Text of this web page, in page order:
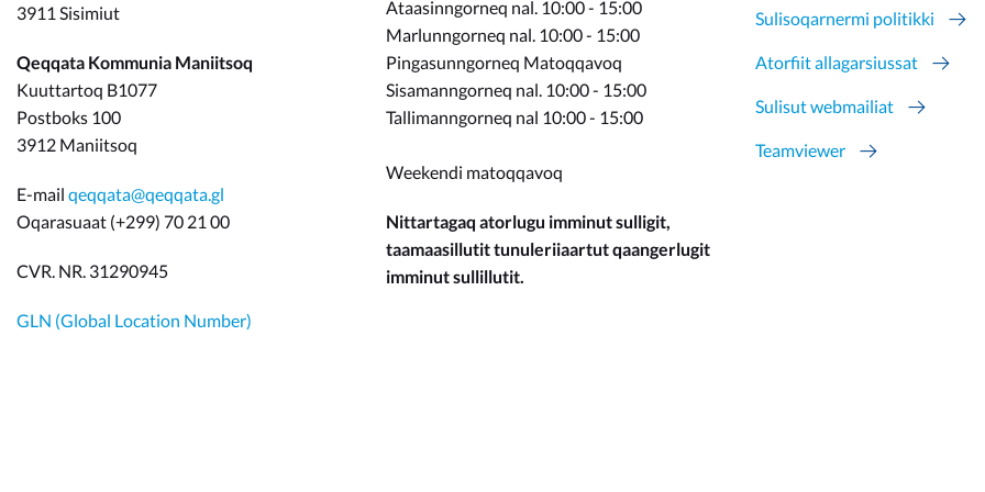
3911 Sisimiut
Qeqqata Kommunia Maniitsoq
Kuuttartoq B1077
Postboks 100
3912 Maniitsoq
E-mail qeqqata@qeqqata.gl
Oqarasuaat (+299) 70 21 00
CVR. NR. 31290945
GLN (Global Location Number)
Ataasinngorneq nal. 10:00 - 15:00
Marlunngorneq nal. 10:00 - 15:00
Pingasunngorneq Matoqqavoq
Sisamanngorneq nal. 10:00 - 15:00
Tallimanngorneq nal 10:00 - 15:00
Weekendi matoqqavoq
Nittartagaq atorlugu imminut sulligit,
taamaasillutit tunuleriiaartut qaangerlugit
imminut sullillutit.
Sulisoqarnermi politikki
Atorfiit allagarsiussat
Sulisut webmailiat
Teamviewer